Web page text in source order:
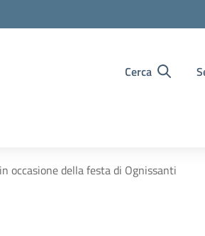
Cerca
occasione della festa di Ognissanti